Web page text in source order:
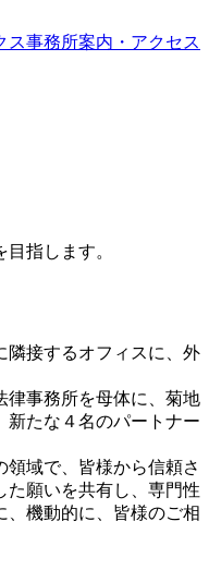
ス事務所案内・アクセス
指します。
隣接するオフィスに、外
律事務所を母体に、菊地
新たな４名のパートナー
域で、皆様から信頼さ
た願いを共有し、専門性
、機動的に、皆様のご相